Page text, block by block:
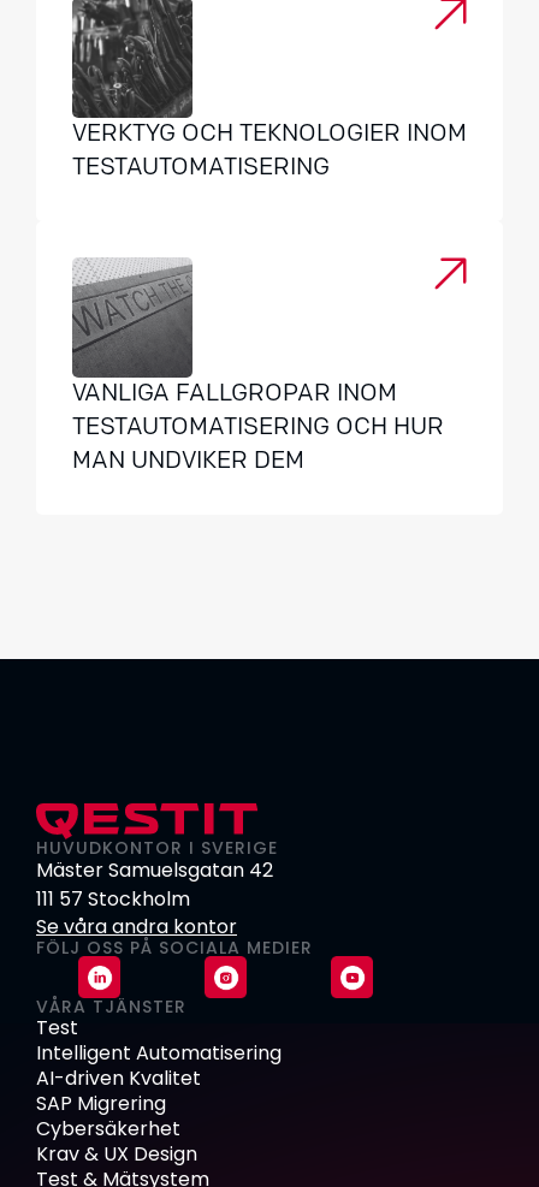
VERKTYG OCH TEKNOLOGIER INOM
TESTAUTOMATISERING
VANLIGA FALLGROPAR INOM
TESTAUTOMATISERING OCH HUR
MAN UNDVIKER DEM
HUVUDKONTOR I SVERIGE
Mäster Samuelsgatan 42
111 57 Stockholm
Se våra andra kontor
FÖLJ OSS PÅ SOCIALA MEDIER
VÅRA TJÄNSTER
Test
Intelligent Automatisering
AI-driven Kvalitet
SAP Migrering
Cybersäkerhet
Krav & UX Design
Test & Mätsystem